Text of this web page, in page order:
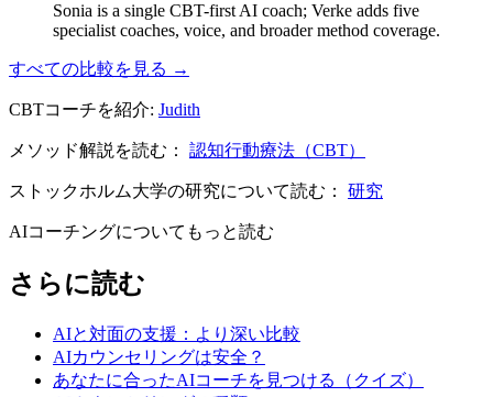
Sonia is a single CBT-first AI coach; Verke adds five
specialist coaches, voice, and broader method coverage.
すべての比較を見る →
CBTコーチを紹介: Judith
メソッド解説を読む： 認知行動療法（CBT）
ストックホルム大学の研究について読む： 研究
AIコーチングについてもっと読む
さらに読む
AIと対面の支援：より深い比較
AIカウンセリングは安全？
あなたに合ったAIコーチを見つける（クイズ）